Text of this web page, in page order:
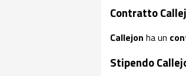
Contratto
Callejon ha un
Stipendo